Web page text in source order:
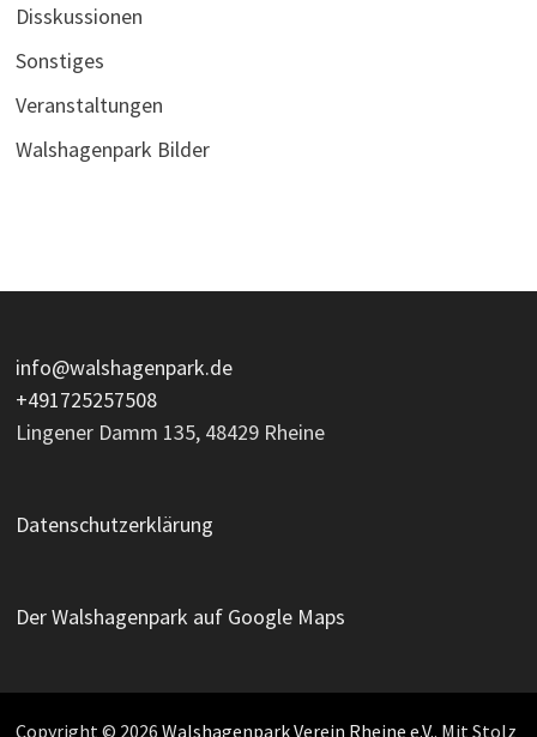
Disskussionen
Sonstiges
Veranstaltungen
Walshagenpark Bilder
info@walshagenpark.de
+491725257508
Lingener Damm 135, 48429 Rheine
Datenschutzerklärung
Der Walshagenpark auf Google Maps
Copyright © 2026 Walshagenpark Verein Rheine e.V.. Mit Stolz